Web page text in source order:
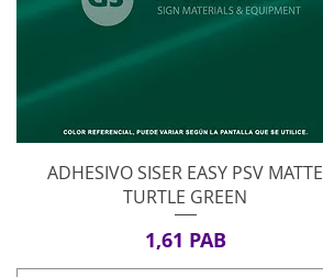
Vista rápida
ADHESIVO SISER EASY PSV MATTE
TURTLE GREEN
Precio
1,61 PAB